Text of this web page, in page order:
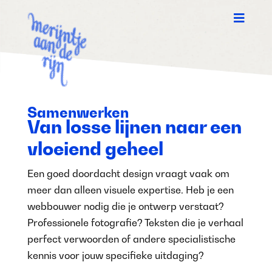

Samenwerken
Van losse lijnen naar een
vloeiend geheel
Een goed doordacht design vraagt vaak om
meer dan alleen visuele expertise. Heb je een
webbouwer nodig die je ontwerp verstaat?
Professionele fotografie? Teksten die je verhaal
perfect verwoorden of andere specialistische
kennis voor jouw specifieke uitdaging?